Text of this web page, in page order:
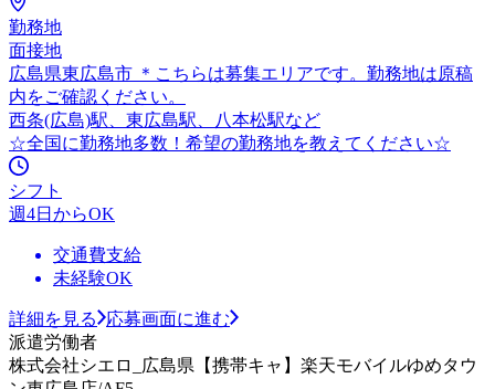
勤務地
面接地
広島県東広島市 ＊こちらは募集エリアです。勤務地は原稿
内をご確認ください。
西条(広島)駅、東広島駅、八本松駅など
☆全国に勤務地多数！希望の勤務地を教えてください☆
シフト
週4日からOK
交通費支給
未経験OK
詳細を見る
応募画面に進む
派遣労働者
株式会社シエロ_広島県【携帯キャ】楽天モバイルゆめタウ